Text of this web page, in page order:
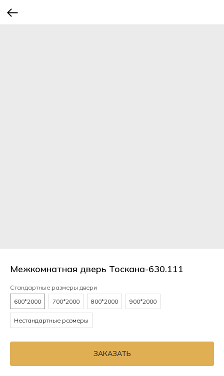
Межкомнатная дверь Тоскана-630.111
Стандартные размеры двери
600*2000
700*2000 800*2000 900*2000
Нестандартные размеры
ЗАКАЗАТЬ